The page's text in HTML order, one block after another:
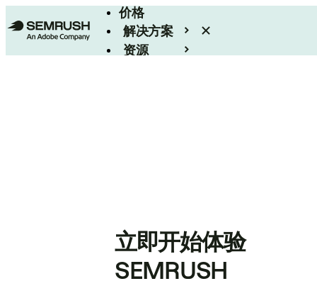
价格
解决方案
资源
立即开始体验
SEMRUSH